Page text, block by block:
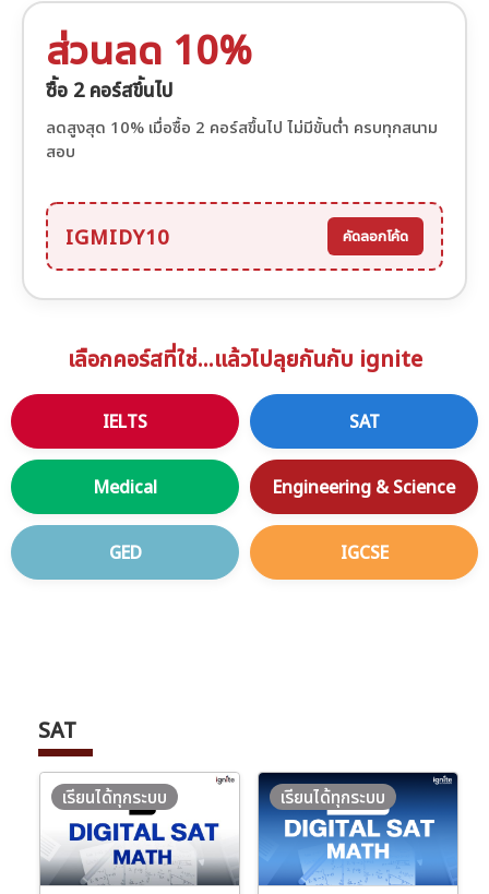
ส่วนลด 10%
ซื้อ 2 คอร์สขึ้นไป
ลดสูงสุด 10% เมื่อซื้อ 2 คอร์สขึ้นไป ไม่มีขั้นต่ำ ครบทุกสนาม
สอบ
IGMIDY10 คัดลอกโค้ด
เลือกคอร์สที่ใช่...แล้วไปลุยกันกับ ignite
IELTS SAT
Medical Engineering & Science
GED IGCSE
SAT
เรียนได้ทุกระบบ เรียนได้ทุกระบบ